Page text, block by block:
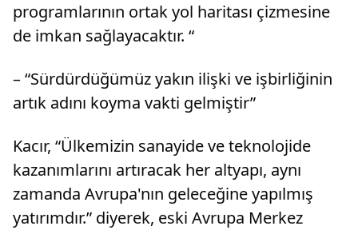
programlarının ortak yol haritası çizmesine
de imkan sağlayacaktır. “
– “Sürdürdüğümüz yakın ilişki ve işbirliğinin
artık adını koyma vakti gelmiştir”
Kacır, “Ülkemizin sanayide ve teknolojide
kazanımlarını artıracak her altyapı, aynı
zamanda Avrupa'nın geleceğine yapılmış
yatırımdır.” diyerek, eski Avrupa Merkez